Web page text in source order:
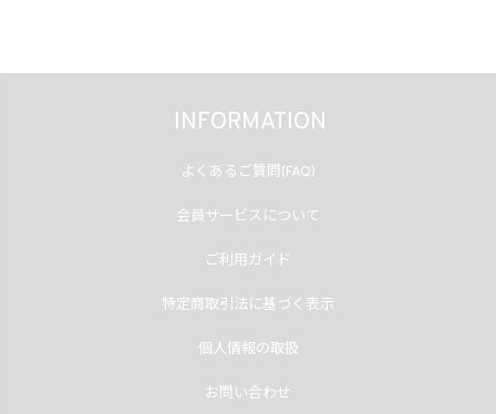
INFORMATION
よくあるご質問(FAQ)
会員サービスについて
ご利用ガイド
特定商取引法に基づく表示
個人情報の取扱
お問い合わせ